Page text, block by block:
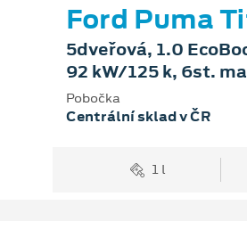
Ford Puma
5dveřová, 1.0
92 kW/125 k, 6st.
Pobočka
Centrální sklad v ČR
1 l